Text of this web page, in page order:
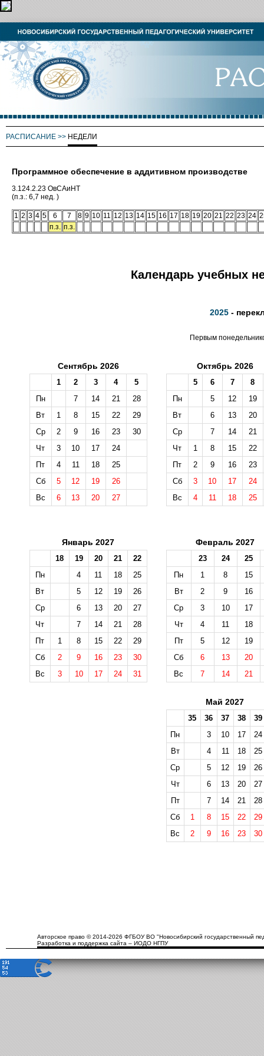
РАСПИСАНИЕ >> НЕДЕЛИ
Программное обеспечение в аддитивном производстве
3.124.2.23 ОвСАиНТ
(п.з.: 6,7 нед. )
1 2 3 4 5 6 7 8 9 10 11 12 13 14 15 16 17 18 19 20 21 22 23 24
п.з. п.з.
Календарь учебных
2025 -
Первым
Сентябрь 2026
1 2 3 4
5
Пн
7 14 21
28
Вт
1 8 15 22
29
Ср
2 9 16 23
30
Чт
3 10 17
24
Пт
4 11 18
25
Сб
5 12 19
26
Вс
6 13 20 27
Октябрь 2026
5 6 7
8
Пн
5 12
19
Вт
6 13
20
Ср
7 14
21
Чт
1 8 15
22
Пт
2 9 16
23
Сб
3 10 17
24
Вс
4 11 18 25
Январь 2027
18 19 20 21
22
Пн
4 11 18
25
Вт
5 12 19
26
Ср
6 13 20
27
Чт
7 14 21
28
Пт
1 8 15 22
29
Сб
2 9 16 23
30
Вс
3 10 17 24 31
Февраль 2027
23 24
25
Пн
1 8
15
Вт
2 9
16
Ср
3 10
17
Чт
4 11
18
Пт
5 12
19
Сб
6 13
20
Вс
7 14 21
Май 2027
35 36 37 38
39
Пн
3 10 17
24
Вт
4 11 18
25
Ср
5 12 19
26
Чт
6 13 20
27
Пт
7 14 21
28
Сб
1 8 15 22
29
Вс
2 9 16 23 30
Авторское право © 2014-2026 ФГБОУ ВО "Новосибирский государственный
Разработка и поддержка сайта – ИОДО НГПУ